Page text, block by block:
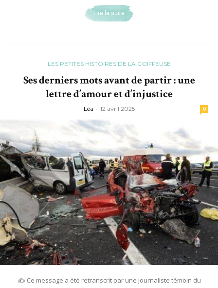
Lire la suite
LES PETITES HISTOIRES DE LA COIFFEUSE
Ses derniers mots avant de partir : une
lettre d’amour et d’injustice
Léa - 12 avril 2025 0
✍️ Ce message a été retranscrit par une journaliste témoin du